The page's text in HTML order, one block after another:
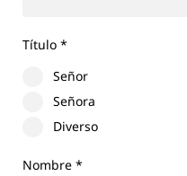
Título *
Señor
Señora
Diverso
Nombre *